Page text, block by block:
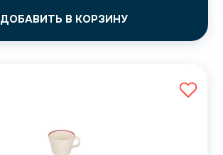
ДОБАВИТЬ В КОРЗИНУ